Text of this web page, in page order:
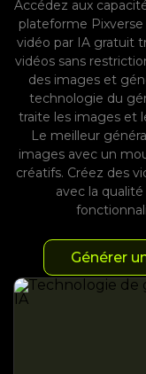
Accédez aux
plateforme
vidéo par IA gratuit
vidéos sans
des images et
technologie du
traite les images et
Le meilleur
images avec un
créatifs. Créez des
avec la
Générer